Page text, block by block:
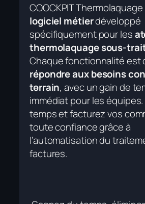
COOCKPIT
logiciel métierdéveloppé
spécifiquement pour les
thermolaquage sous-
Chaque fonctionnalité est
répondre aux besoins
terrain, avec un gain de
immédiat pour les
temps et facturez vos
toute confiance grâce à
l’automatisation du
factures.